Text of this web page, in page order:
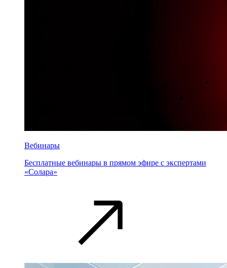
Вебинары
Бесплатные вебинары в прямом эфире с экспертами
«Солара»